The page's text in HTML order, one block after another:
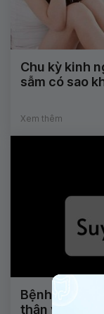
Chu kỳ kinh
sẫm có sao
Xem thêm
Bệnh nhân
thận và tuyến